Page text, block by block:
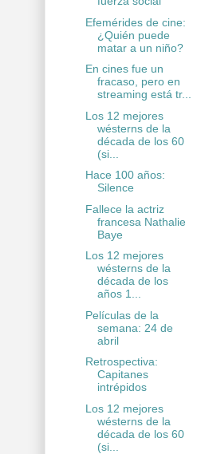
Efemérides de cine:
¿Quién puede
matar a un niño?
En cines fue un
fracaso, pero en
streaming está tr...
Los 12 mejores
wésterns de la
década de los 60
(si...
Hace 100 años:
Silence
Fallece la actriz
francesa Nathalie
Baye
Los 12 mejores
wésterns de la
década de los
años 1...
Películas de la
semana: 24 de
abril
Retrospectiva:
Capitanes
intrépidos
Los 12 mejores
wésterns de la
década de los 60
(si...